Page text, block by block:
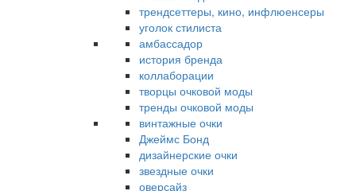
трендсеттеры, кино, инфлюенсеры
уголок стилиста
амбассадор
история бренда
коллаборации
творцы очковой моды
тренды очковой моды
винтажные очки
Джеймс Бонд
дизайнерские очки
звездные очки
оверсайз